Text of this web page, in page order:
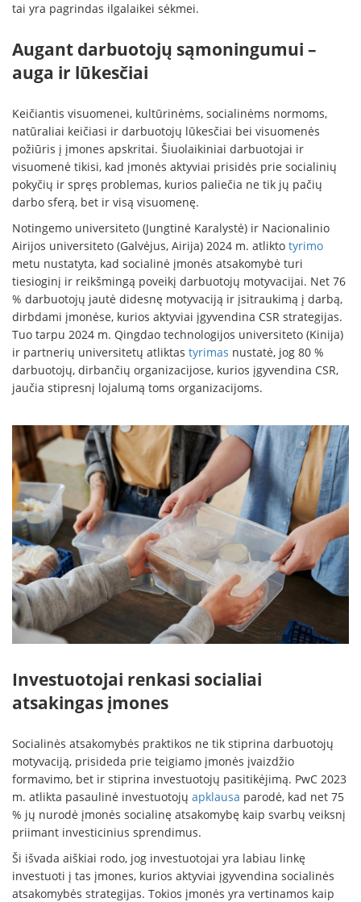
tai yra pagrindas ilgalaikei sėkmei.
Augant darbuotojų sąmoningumui –
auga ir lūkesčiai
Keičiantis visuomenei, kultūrinėms, socialinėms normoms,
natūraliai keičiasi ir darbuotojų lūkesčiai bei visuomenės
požiūris į įmones apskritai. Šiuolaikiniai darbuotojai ir
visuomenė tikisi, kad įmonės aktyviai prisidės prie socialinių
pokyčių ir spręs problemas, kurios paliečia ne tik jų pačių
darbo sferą, bet ir visą visuomenę.
Notingemo universiteto (Jungtinė Karalystė) ir Nacionalinio
Airijos universiteto (Galvėjus, Airija) 2024 m. atlikto tyrimo
metu nustatyta, kad socialinė įmonės atsakomybė turi
tiesioginį ir reikšmingą poveikį darbuotojų motyvacijai. Net 76
% darbuotojų jautė didesnę motyvaciją ir įsitraukimą į darbą,
dirbdami įmonėse, kurios aktyviai įgyvendina CSR strategijas.
Tuo tarpu 2024 m. Qingdao technologijos universiteto (Kinija)
ir partnerių universitetų atliktas tyrimas nustatė, jog 80 %
darbuotojų, dirbančių organizacijose, kurios įgyvendina CSR,
jaučia stipresnį lojalumą toms organizacijoms.
Investuotojai renkasi socialiai
atsakingas įmones
Socialinės atsakomybės praktikos ne tik stiprina darbuotojų
motyvaciją, prisideda prie teigiamo įmonės įvaizdžio
formavimo, bet ir stiprina investuotojų pasitikėjimą. PwC 2023
m. atlikta pasaulinė investuotojų apklausa parodė, kad net 75
% jų nurodė įmonės socialinę atsakomybę kaip svarbų veiksnį
priimant investicinius sprendimus.
Ši išvada aiškiai rodo, jog investuotojai yra labiau linkę
investuoti į tas įmones, kurios aktyviai įgyvendina socialinės
atsakomybės strategijas. Tokios įmonės yra vertinamos kaip